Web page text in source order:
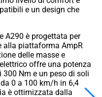
e un design che
A290 è progettata per
alla piattaforma AmpR
delle masse e
offre una potenza
300 Nm e un peso di soli
0 a 100 km/h in 6,4
è ottimizzata dalla